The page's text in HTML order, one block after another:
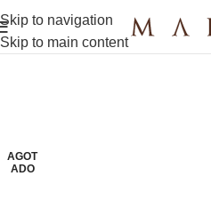
Skip to navigation
Skip to main content
AGOT
ADO